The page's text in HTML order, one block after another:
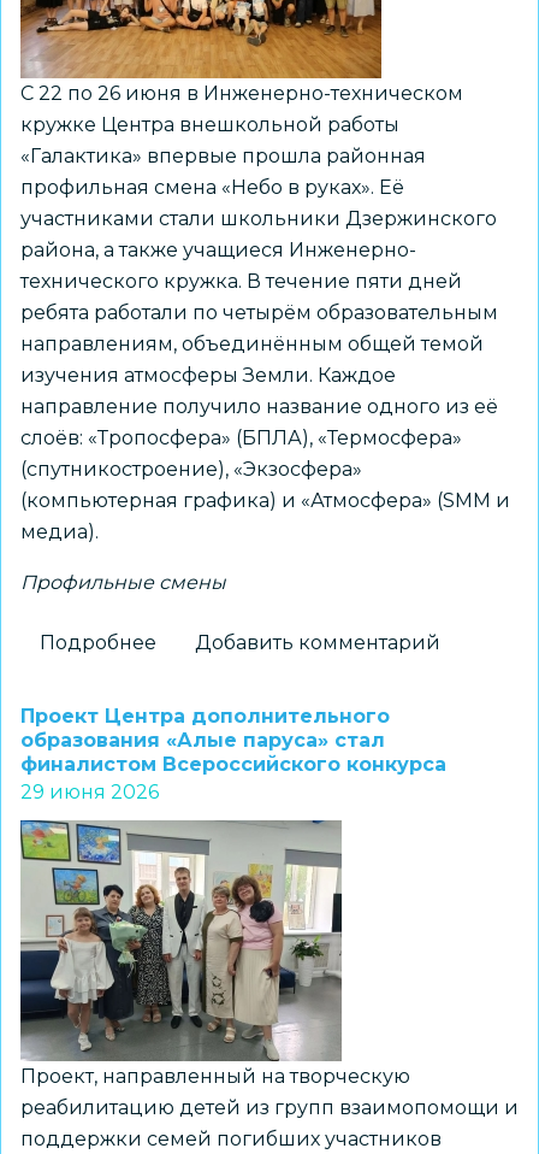
С 22 по 26 июня в Инженерно-техническом
кружке Центра внешкольной работы
«Галактика» впервые прошла районная
профильная смена «Небо в руках». Её
участниками стали школьники Дзержинского
района, а также учащиеся Инженерно-
технического кружка. В течение пяти дней
ребята работали по четырём образовательным
направлениям, объединённым общей темой
изучения атмосферы Земли. Каждое
направление получило название одного из её
слоёв: «Тропосфера» (БПЛА), «Термосфера»
(спутникостроение), «Экзосфера»
(компьютерная графика) и «Атмосфера» (SMM и
медиа).
Профильные смены
Подробнее
и
командная
работа:
чем
запомнилась
профильная
смена
«Небо
в
руках»
Добавить комментарий
Проект Центра дополнительного
образования «Алые паруса» стал
финалистом Всероссийского конкурса
29 июня 2026
Проект, направленный на творческую
реабилитацию детей из групп взаимопомощи и
поддержки семей погибших участников